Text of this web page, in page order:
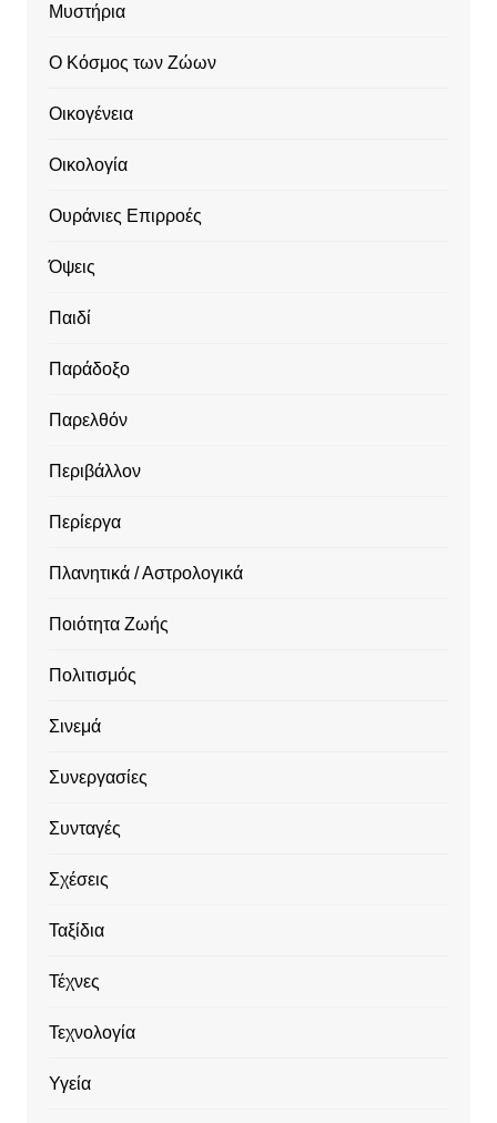
Μυστήρια
Ο Κόσμος των Ζώων
Οικογένεια
Οικολογία
Ουράνιες Επιρροές
Όψεις
Παιδί
Παράδοξο
Παρελθόν
Περιβάλλον
Περίεργα
Πλανητικά / Αστρολογικά
Ποιότητα Ζωής
Πολιτισμός
Σινεμά
Συνεργασίες
Συνταγές
Σχέσεις
Ταξίδια
Τέχνες
Τεχνολογία
Υγεία